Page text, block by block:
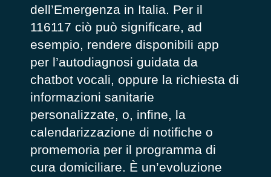
dell’Emergenza in Italia. Per il
116117 ciò può significare, ad
esempio, rendere disponibili app
per l’autodiagnosi guidata da
chatbot vocali, oppure la richiesta di
informazioni sanitarie
personalizzate, o, infine, la
calendarizzazione di notifiche o
promemoria per il programma di
cura domiciliare. È un’evoluzione